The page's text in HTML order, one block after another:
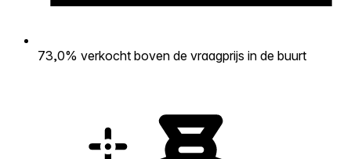
73,0% verkocht boven de vraagprijs in de buurt